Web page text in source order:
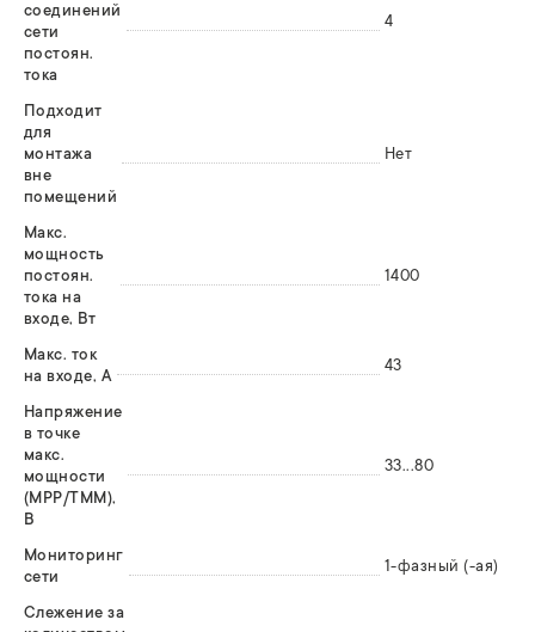
соединений
сети
постоян.
тока
4
Подходит
для
монтажа
вне
помещений
Нет
Макс.
мощность
постоян.
тока на
входе, Вт
1400
Макс. ток
на входе, А
43
Напряжение
в точке
макс.
мощности
(MPP/ТММ),
В
33...80
Мониторинг
сети
1-фазный (-ая)
Слежение за